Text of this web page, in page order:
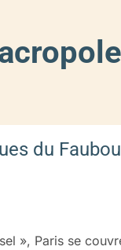
du
», Paris se